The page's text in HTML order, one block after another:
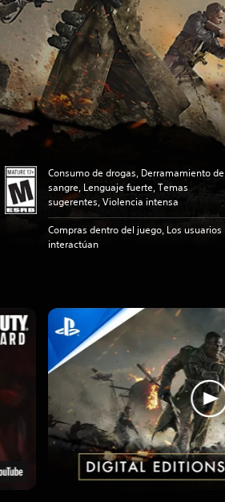
Consumo de drogas, Derramamiento de
sangre, Lenguaje fuerte, Temas
sugerentes, Violencia intensa
Compras dentro del juego, Los usuarios
interactúan